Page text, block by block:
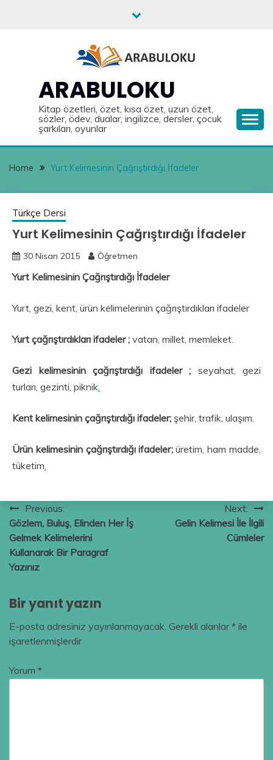
ARABULOKU
Kitap özetleri, özet, kısa özet, uzun özet,
sözler, ödev, dualar, ingilizce, dersler, çocuk
şarkıları, oyunlar
Home Yurt Kelimesinin Çağrıştırdığı İfadeler
Türkçe Dersi
Yurt Kelimesinin Çağrıştırdığı İfadeler
30 Nisan 2015 Öğretmen
Yurt Kelimesinin Çağrıştırdığı İfadeler
Yurt, gezi, kent, ürün kelimelerinin çağrıştırdıkları ifadeler
Yurt çağrıştırdıkları ifadeler ; vatan, millet, memleket.
Gezi kelimesinin çağrıştırdığı ifadeler ; seyahat, gezi
turları, gezinti, piknik.
Kent kelimesinin çağrıştırdığı ifadeler; şehir, trafik, ulaşım.
Ürün kelimesinin çağrıştırdığı ifadeler;üretim, ham madde,
tüketim.
Yazı
gezinmesi
Previous:
Gözlem, Buluş, Elinden Her İş
Gelmek Kelimelerini
Kullanarak Bir Paragraf
Yazınız
Next:
Gelin Kelimesi İle İlgili
Cümleler
Bir yanıt yazın
E-posta adresiniz yayınlanmayacak. Gerekli alanlar* ile
işaretlenmişlerdir
Yorum *